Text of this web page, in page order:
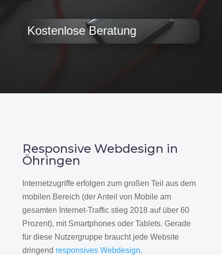
Kostenlose Beratung
Responsive Webdesign in
Öhringen
Internetzugriffe erfolgen zum großen Teil aus dem
mobilen Bereich (der Anteil von Mobile am
gesamten Internet-Traffic stieg 2018 auf über 60
Prozent), mit Smartphones oder Tablets. Gerade
für diese Nutzergruppe braucht jede Website
dringend responsives Webdesign.